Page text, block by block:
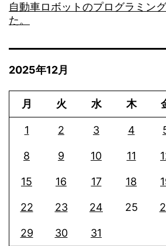
自動車ロボットのプログラミン
た。
2025年12月
月 火 水 木
1 2 3 4
8 9 10 11
15 16 17 18
22 23 24 25
29 30 31